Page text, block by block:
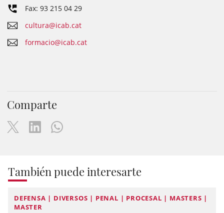
Fax: 93 215 04 29
cultura@icab.cat
formacio@icab.cat
Comparte
También puede interesarte
DEFENSA | DIVERSOS | PENAL | PROCESAL | MASTERS |
MASTER